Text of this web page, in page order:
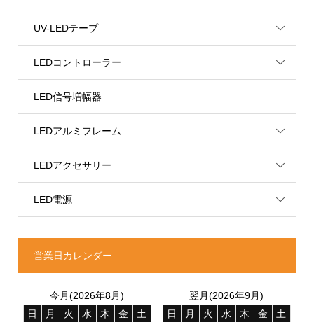
UV-LEDテープ
LEDコントローラー
LED信号増幅器
LEDアルミフレーム
LEDアクセサリー
LED電源
営業日カレンダー
今月(2026年8月)
日
月 火 水 木 金
土
翌月(2026年9月)
日
月 火 水 木 金
土